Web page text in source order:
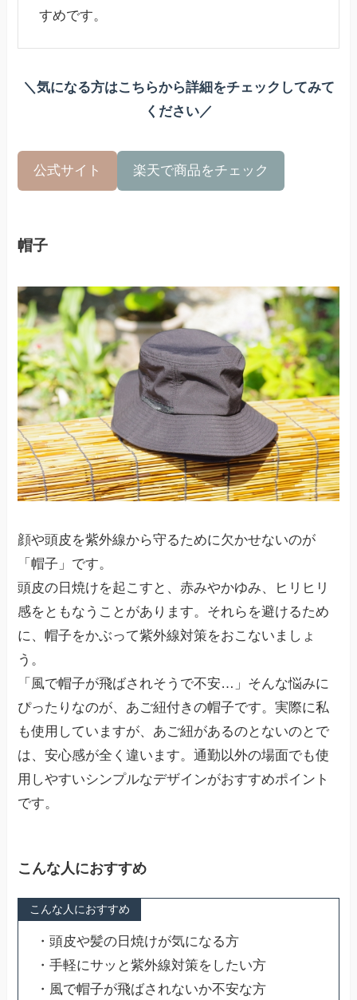
すめです。
＼気になる方はこちらから詳細をチェックしてみて
ください／
公式サイト 楽天で商品をチェック
帽子
顔や頭皮を紫外線から守るために欠かせないのが
「帽子」です。
頭皮の日焼けを起こすと、赤みやかゆみ、ヒリヒリ
感をともなうことがあります。それらを避けるため
に、帽子をかぶって紫外線対策をおこないましょ
う。
「風で帽子が飛ばされそうで不安…」そんな悩みに
ぴったりなのが、あご紐付きの帽子です。実際に私
も使用していますが、あご紐があるのとないのとで
は、安心感が全く違います。通勤以外の場面でも使
用しやすいシンプルなデザインがおすすめポイント
です。
こんな人におすすめ
こんな人におすすめ
・頭皮や髪の日焼けが気になる方
・手軽にサッと紫外線対策をしたい方
・風で帽子が飛ばされないか不安な方